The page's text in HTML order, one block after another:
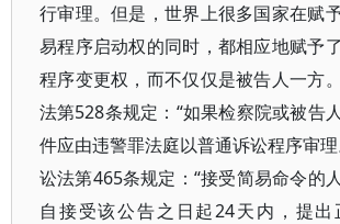
行审理。但是，世界上很多国家在赋
易程序启动权的同时，都相应地赋予
程序变更权，而不仅仅是被告人一方
法第528条规定：“如果检察院或被告
件应由违警罪法庭以普通诉讼程序审
讼法第465条规定：“接受简易命令的
自接受该公告之日起24天内，提